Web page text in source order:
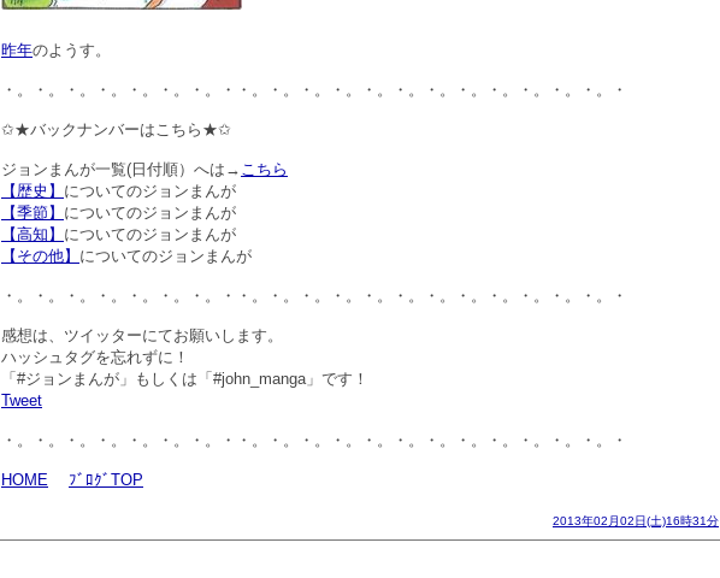
昨年のようす。
・。・。・。・。・。・。・。・・。・。・。・。・。・。・。・。・。・。・。・。・
✩★バックナンバーはこちら★✩
ジョンまんが一覧(日付順）へは→ こちら
【歴史】 についてのジョンまんが
【季節】 についてのジョンまんが
【高知】 についてのジョンまんが
【その他】 についてのジョンまんが
・。・。・。・。・。・。・。・・。・。・。・。・。・。・。・。・。・。・。・。・
感想は、ツイッターにてお願いします。
ハッシュタグを忘れずに！
「#ジョンまんが」もしくは「#john_manga」です！
Tweet
・。・。・。・。・。・。・。・・。・。・。・。・。・。・。・。・。・。・。・。・
HOME ﾌﾞﾛｸﾞTOP
2013年02月02日(土)16時31分